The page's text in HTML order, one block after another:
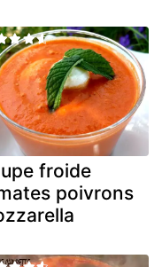
froide
poivrons